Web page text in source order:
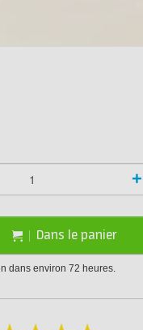
+
Dans le panier
dans environ 72 heures.